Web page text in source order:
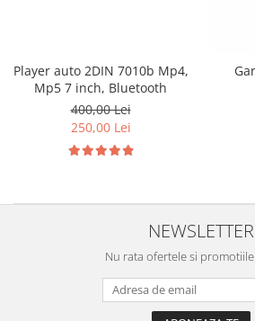
Player auto 2DIN 7010b Mp4,
Mp5 7 inch, Bluetooth
400,00 Lei
250,00 Lei
NEWSLETTER
Nu rata ofertele si